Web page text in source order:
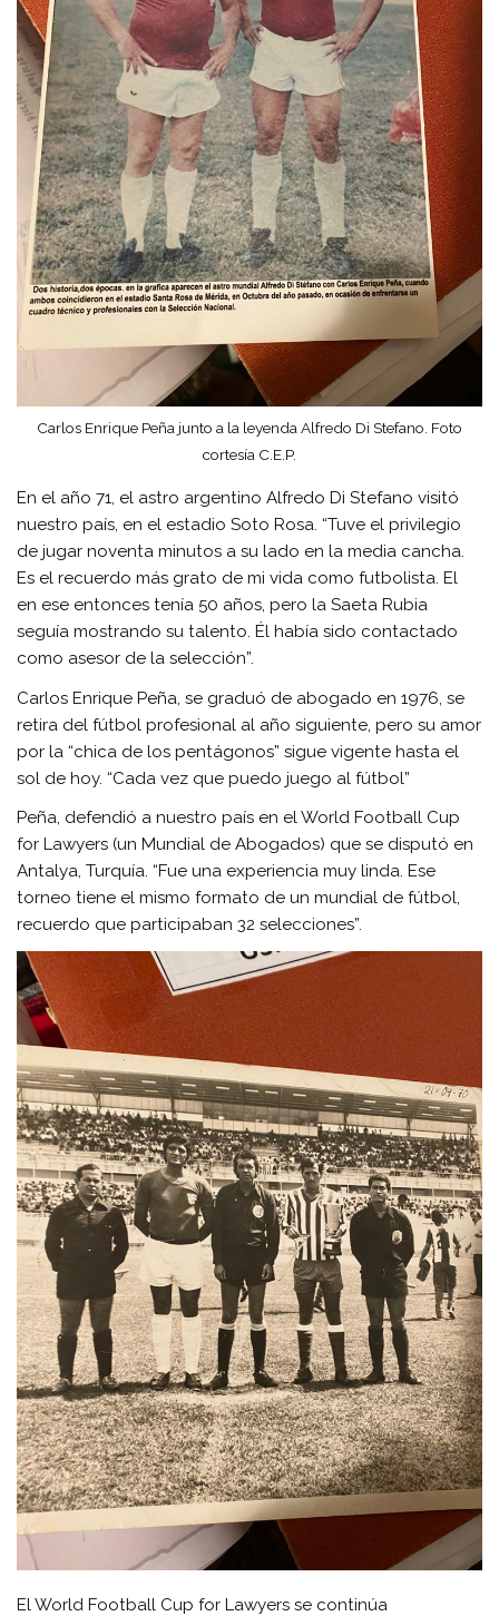
Carlos Enrique Peña junto a la leyenda Alfredo Di Stefano. Foto
cortesía C.E.P.
En el año 71, el astro argentino Alfredo Di Stefano visitó
nuestro país, en el estadio Soto Rosa. “Tuve el privilegio
de jugar noventa minutos a su lado en la media cancha.
Es el recuerdo más grato de mi vida como futbolista. El
en ese entonces tenía 50 años, pero la Saeta Rubia
seguía mostrando su talento. Él había sido contactado
como asesor de la selección”.
Carlos Enrique Peña, se graduó de abogado en 1976, se
retira del fútbol profesional al año siguiente, pero su amor
por la “chica de los pentágonos” sigue vigente hasta el
sol de hoy. “Cada vez que puedo juego al fútbol”
Peña, defendió a nuestro país en el World Football Cup
for Lawyers (un Mundial de Abogados) que se disputó en
Antalya, Turquía. “Fue una experiencia muy linda. Ese
torneo tiene el mismo formato de un mundial de fútbol,
recuerdo que participaban 32 selecciones”.
El World Football Cup for Lawyers se continúa